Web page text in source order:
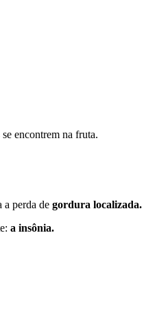
encontrem na fruta.
a perda de gordura localizada.
a insônia.